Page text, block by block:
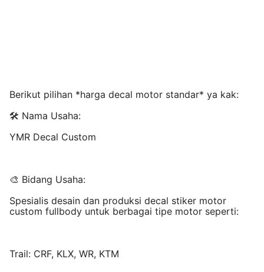
Berikut pilihan *harga decal motor standar* ya kak:
🛠️ Nama Usaha:
YMR Decal Custom
🎨 Bidang Usaha:
Spesialis desain dan produksi decal stiker motor
custom fullbody untuk berbagai tipe motor seperti:
Trail: CRF, KLX, WR, KTM